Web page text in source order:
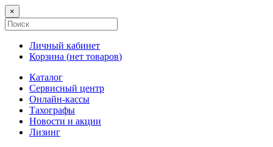
×
Личный кабинет
Корзина (нет товаров)
Каталог
Сервисный центр
Онлайн-кассы
Тахографы
Новости и акции
Лизинг